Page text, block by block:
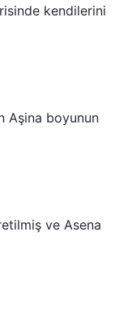
kendilerini
Aşina boyunun
ve Asena